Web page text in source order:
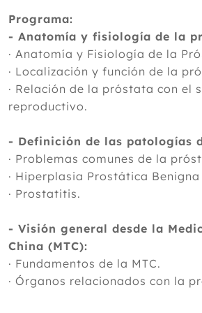
Programa:
- Anatomía y fisiología de la
· Anatomía y Fisiología de la
· Localización y función de la
· Relación de la próstata con el
reproductivo.
- Definición de las patologías
· Problemas comunes de la
· Hiperplasia Prostática Benigna
· Prostatitis.
- Visión general desde la
China (MTC):
· Fundamentos de la MTC.
· Órganos relacionados con la